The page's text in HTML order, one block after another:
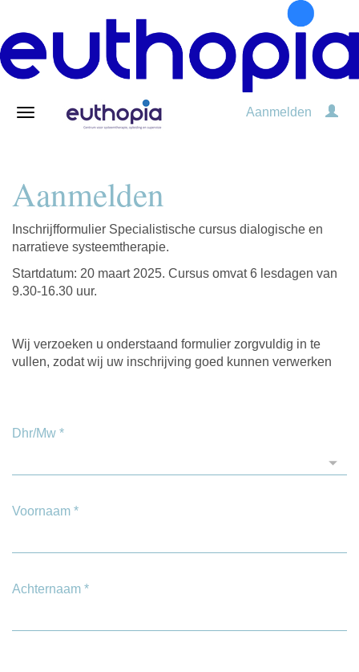
Aanmelden
Aanmelden
Inschrijfformulier Specialistische cursus dialogische en
narratieve systeemtherapie.
Startdatum: 20 maart 2025. Cursus omvat 6 lesdagen van
9.30-16.30 uur.
Wij verzoeken u onderstaand formulier zorgvuldig in te
vullen, zodat wij uw inschrijving goed kunnen verwerken
Dhr/Mw *
Voornaam *
Achternaam *